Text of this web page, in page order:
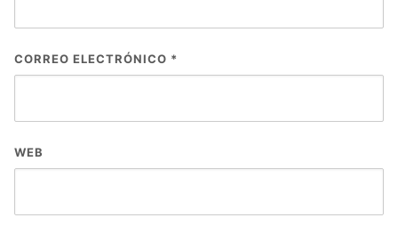
CORREO ELECTRÓNICO *
WEB